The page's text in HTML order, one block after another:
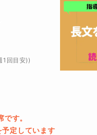
1回目安) )
す。
定しています